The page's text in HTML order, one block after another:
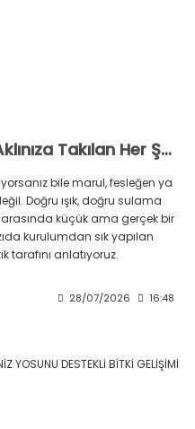
Evde Bitki Yetiştirmek: Aklınıza Takılan Her Şey
bile marul, fesleğen ya
Doğru ışık, doğru sulama
küçük ama gerçek bir
kurulumdan sık yapılan
anlatıyoruz.
28/07/2026 16:48